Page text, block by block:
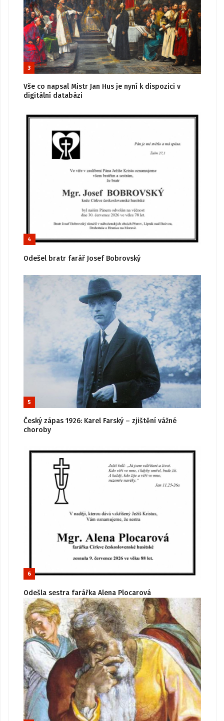
3
Vše co napsal Mistr Jan Hus je nyní k dispozici v
digitální databázi
4
Odešel bratr farář Josef Bobrovský
5
Český zápas 1926: Karel Farský – zjištění vážné
choroby
6
Odešla sestra farářka Alena Plocarová